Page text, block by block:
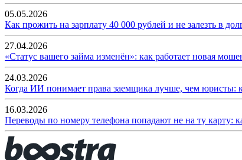
05.05.2026
Как прожить на зарплату 40 000 рублей и не залезть в
27.04.2026
«Статус вашего займа изменён»: как работает новая
24.03.2026
Когда ИИ понимает права заемщика лучше, чем юристы:
16.03.2026
Переводы по номеру телефона попадают не на ту карту: